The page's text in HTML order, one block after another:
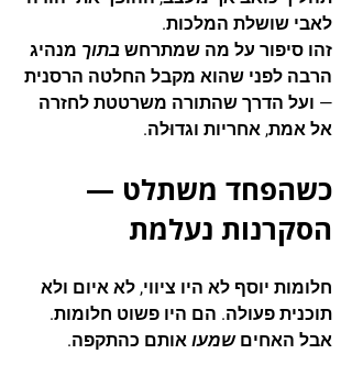
לאבי שושלת המלכות.
זהו סיפור על מה שמתרחש בתוך מנהיג
הרבה לפני שהוא מקבל החלטה הרסנית
— ועל הדרך שהתורה משרטטת לחזרה
אל אמת, אחריות וגדוּלה.
כשהפחד משתלט —
הסקרנות נעלמת
חלומות יוסף לא היו ציווי, לא איום ולא
תוכנית פעולה. הם היו פשוט חלומות.
אבל האחים שמעו אותם כהתקפה.